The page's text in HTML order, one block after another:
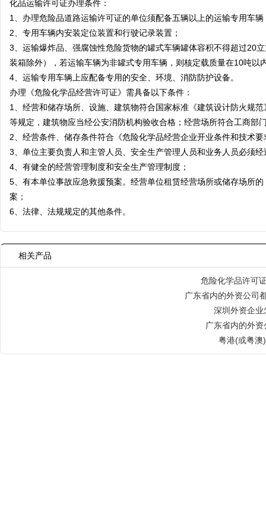
化品运输许可证办理条件：
1、办理危险品道路运输许可证的单位须配备五辆以上的运输专用车
2、专用车辆内安装定位装置和行驶记录装置；
3、运输爆炸品、强腐蚀性危险货物的罐式车辆罐体容积不得超过20
装箱除外），若运输车辆为非罐式专用车辆，则核定载质量在10吨以
4、运输专用车辆上应配备专用的安全、环境、消防防护设备。
办理《危险化学品经营许可证》需具备以下条件：
1、经营和储存场所、设施、建筑物符合国家标准《建筑设计防火规
等规定，建筑物应当经公安消防机构验收合格；经营场所符合工商部
2、经营条件、储存条件符合《危险化学品经营企业开业条件和技术
3、单位主要负责人和主管人员、安全生产管理人员和业务人员必须
4、有健全的经营管理制度和安全生产管理制度；
5、有本单位事故应急救援预案。经营单位租赁经营场所或储存场所
案；
6、法律、法规规定的其他条件。
相关产品
危险化学品许可
广东省内的外资公司
深圳外资企
广东省内的外
粤港(或粤澳